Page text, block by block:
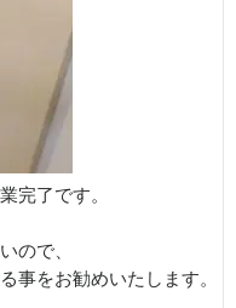
完了です。
ので、
事をお勧めいたします。